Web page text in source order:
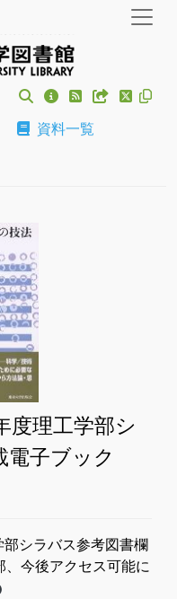
資料一覧
度理工学部シ
電子ブック
部シラバス参考図書欄
今後アクセス可能に